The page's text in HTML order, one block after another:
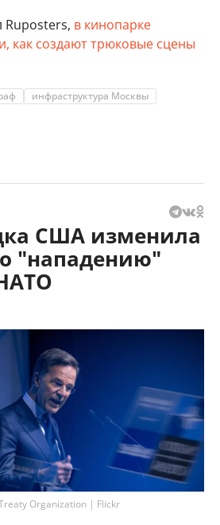
Ruposters, в кинопарке
как создают трюковые сцены
инфраструктура Москвы
США изменила
"нападению"
Organization | Flickr